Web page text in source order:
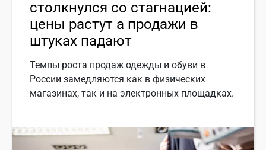
столкнулся со стагнацией:
цены растут а продажи в
штуках падают
Темпы роста продаж одежды и обуви в
России замедляются как в физических
магазинах, так и на электронных площадках.